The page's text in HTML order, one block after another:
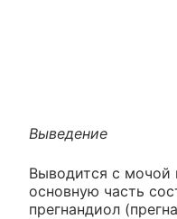
Выведение
Выводится с мочой
основную часть
прегнандиол